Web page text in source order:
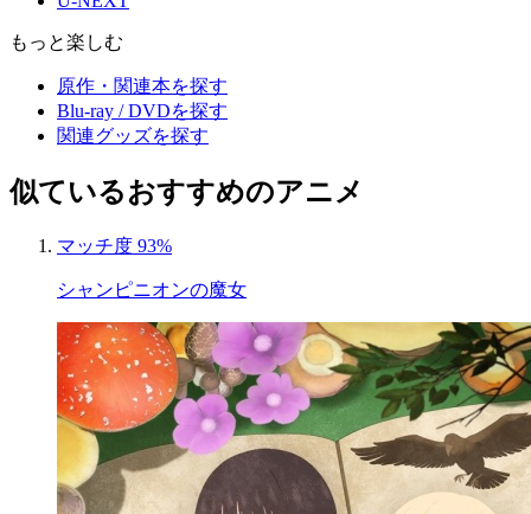
もっと楽しむ
原作・関連本を探す
Blu-ray / DVDを探す
関連グッズを探す
似ているおすすめのアニメ
マッチ度 93%
シャンピニオンの魔女